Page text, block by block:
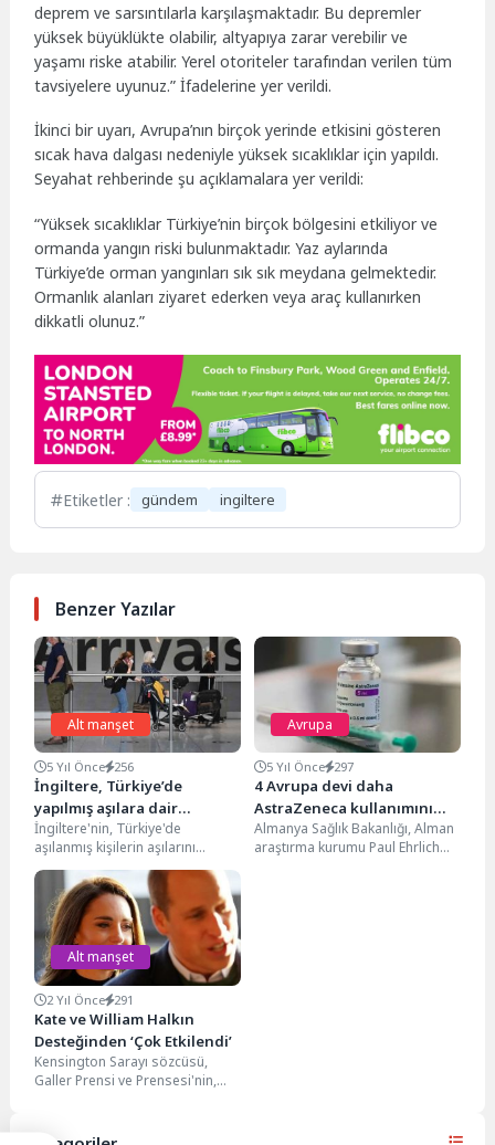
deprem ve sarsıntılarla karşılaşmaktadır. Bu depremler
yüksek büyüklükte olabilir, altyapıya zarar verebilir ve
yaşamı riske atabilir. Yerel otoriteler tarafından verilen tüm
tavsiyelere uyunuz.” İfadelerine yer verildi.
İkinci bir uyarı, Avrupa’nın birçok yerinde etkisini gösteren
sıcak hava dalgası nedeniyle yüksek sıcaklıklar için yapıldı.
Seyahat rehberinde şu açıklamalara yer verildi:
“Yüksek sıcaklıklar Türkiye’nin birçok bölgesini etkiliyor ve
ormanda yangın riski bulunmaktadır. Yaz aylarında
Türkiye’de orman yangınları sık sık meydana gelmektedir.
Ormanlık alanları ziyaret ederken veya araç kullanırken
dikkatli olunuz.”
Etiketler : gündem ingiltere
Benzer Yazılar
Alt manşet
5 Yıl Önce 256
İngiltere, Türkiye’de
yapılmış aşılara dair
sertifikaları kabul edecek
İngiltere'nin, Türkiye'de
aşılanmış kişilerin aşılarını
geçerli kabul edeceği duyuruldu.
Konuyla ilgili T.C. Londra
Büyükelçiliği'nden yapılan...
Avrupa
5 Yıl Önce 297
4 Avrupa devi daha
AstraZeneca kullanımını
askıya aldı
Almanya Sağlık Bakanlığı, Alman
araştırma kurumu Paul Ehrlich
Alt manşet
2 Yıl Önce 291
Kate ve William Halkın
Desteğinden ‘Çok Etkilendi’
Kensington Sarayı sözcüsü,
Galler Prensi ve Prensesi'nin,
mesajlardan "son...